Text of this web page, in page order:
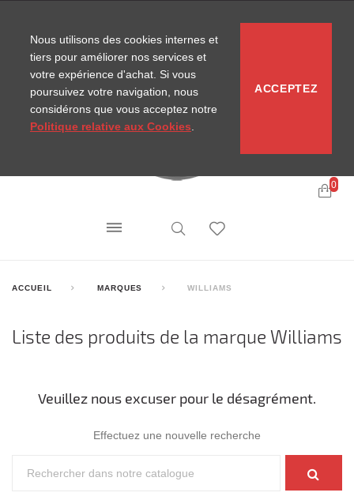
0
ACCUEIL MARQUES WILLIAMS
Liste des produits de la marque Williams
Veuillez nous excuser pour le désagrément.
Effectuez une nouvelle recherche
Nous utilisons des cookies internes et
tiers pour améliorer nos services et
votre expérience d'achat. Si vous
poursuivez votre navigation, nous
considérons que vous acceptez notre
Politique relative aux Cookies
ACCEPTEZ